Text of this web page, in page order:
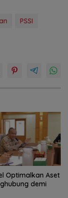
PSSI
Optimalkan Aset
demi